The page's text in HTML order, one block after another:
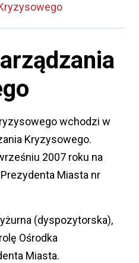
wchodzi w
Kryzysowego.
2007 roku na
Miasta nr
(dyspozytorska),
Ośrodka
Miasta.